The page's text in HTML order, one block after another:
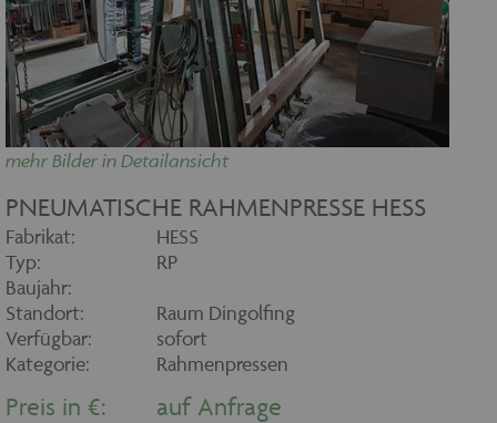
mehr Bilder in Detailansicht
PNEUMATISCHE RAHMENPRESSE HESS
Fabrikat:
HESS
Typ:
RP
Baujahr:
Standort:
Raum Dingolfing
Verfügbar:
sofort
Kategorie:
Rahmenpressen
Preis in €: auf Anfrage